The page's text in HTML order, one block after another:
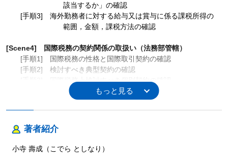
該当するか」の確認
[手順3] 海外勤務者に対する給与又は賞与に係る課税所得の
範囲，金額，課税方法の確認
[Scene4] 国際税務の契約関係の取扱い（法務部管轄）
[手順1] 国際税務の性格と国際取引契約の確認
[手順2] 検討すべき典型契約の確認
[手順3] 国際税務上検討すべき個別契約の確認
[手順4] 国際契約検討手順の確認
【近年の動向】
BEPS（Base Erosion and Profit Shifting「税源浸食と利益移
転」）
BvD 社が提供するデータベース
著者紹介
小寺 壽成（こでら としなり）